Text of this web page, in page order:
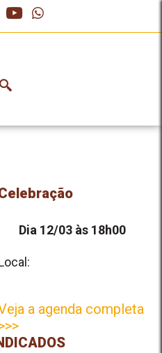
Dia 12/03 às 18h00
a agenda completa